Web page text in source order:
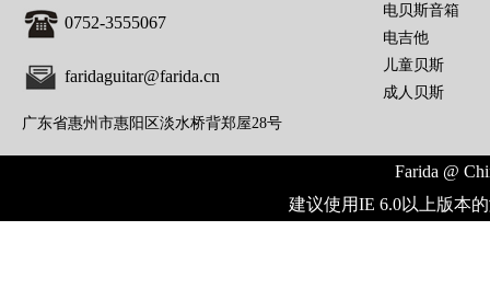
0752-3555067
faridaguitar@farida.cn
广东省惠州市惠阳区淡水桥背郑屋28号
电贝斯音箱
电吉他
儿童贝斯
成人贝斯
Farida @
建议使用IE 6.0以上版本